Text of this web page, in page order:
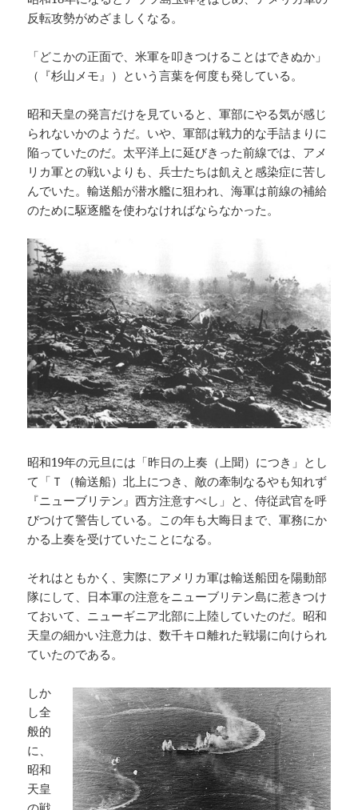
反転攻勢がめざましくなる。
「どこかの正面で、米軍を叩きつけることはできぬか」
（『杉山メモ』）という言葉を何度も発している。
昭和天皇の発言だけを見ていると、軍部にやる気が感じ
られないかのようだ。いや、軍部は戦力的な手詰まりに
陥っていたのだ。太平洋上に延びきった前線では、アメ
リカ軍との戦いよりも、兵士たちは飢えと感染症に苦し
んでいた。輸送船が潜水艦に狙われ、海軍は前線の補給
のために駆逐艦を使わなければならなかった。
昭和19年の元旦には「昨日の上奏（上聞）につき」とし
て「Ｔ（輸送船）北上につき、敵の牽制なるやも知れず
『ニューブリテン』西方注意すべし」と、侍従武官を呼
びつけて警告している。この年も大晦日まで、軍務にか
かる上奏を受けていたことになる。
それはともかく、実際にアメリカ軍は輸送船団を陽動部
隊にして、日本軍の注意をニューブリテン島に惹きつけ
ておいて、ニューギニア北部に上陸していたのだ。昭和
天皇の細かい注意力は、数千キロ離れた戦場に向けられ
ていたのである。
しか
し全
般的
に、
昭和
天皇